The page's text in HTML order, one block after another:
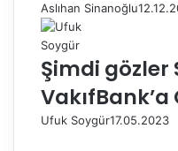
Aslıhan Sinanoğlu
Şimdi gözler
Ufuk Soygür17.05.2023